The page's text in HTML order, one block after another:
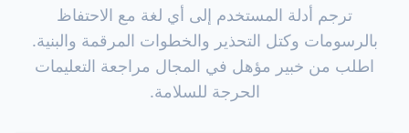
ترجم أدلة المستخدم إلى أي لغة مع الاحتفاظ
بالرسومات وكتل التحذير والخطوات المرقمة والبنية.
اطلب من خبير مؤهل في المجال مراجعة التعليمات
الحرجة للسلامة.